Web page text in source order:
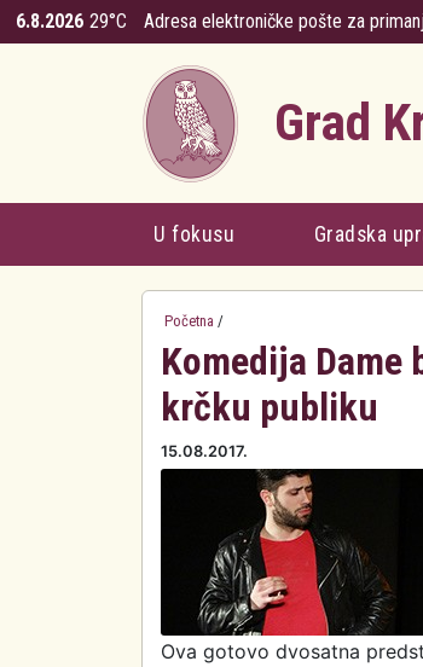
Skoči na glavni sadržaj
6.8.2026 29°C Adresa elektroničke pošte za
Grad
U fokusu Gradska
Početna /
Komedija
krčku publiku
15.08.2017.
Ova gotovo dvosatna